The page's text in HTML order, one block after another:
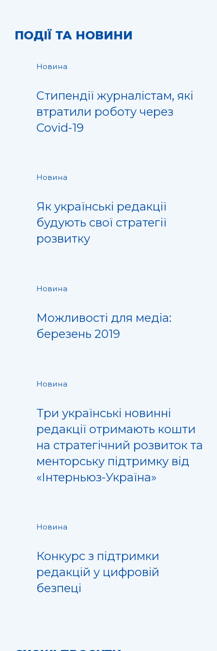
ПОДІЇ ТА НОВИНИ
Новина
Стипендії журналістам, які
втратили роботу через
Covid-19
Новина
Як українські редакції
будують свої стратегії
розвитку
Новина
Можливості для медіа:
березень 2019
Новина
Три українські новинні
редакції отримають кошти
на стратегічний розвиток та
менторську підтримку від
«Інтерньюз-Україна»
Новина
Конкурс з підтримки
редакцій у цифровій
безпеці